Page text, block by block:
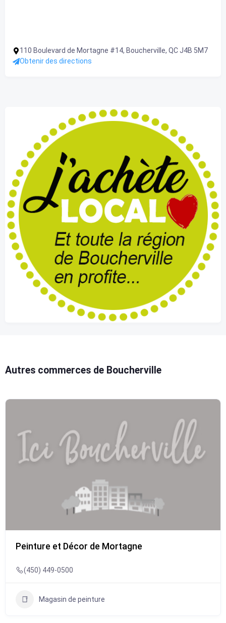
110 Boulevard de Mortagne #14, Boucherville, QC J4B 5M7
Obtenir des directions
Autres commerces de Boucherville
Peinture et Décor de Mortagne
(450) 449-0500
Magasin de peinture